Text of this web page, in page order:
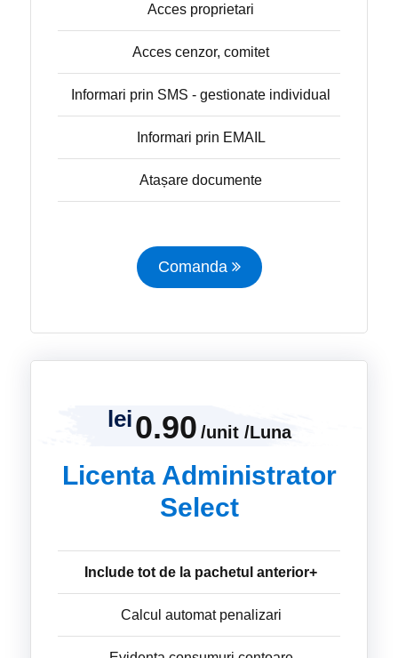
Acces proprietari
Acces cenzor, comitet
Informari prin SMS - gestionate individual
Informari prin EMAIL
Atașare documente
Comanda
lei0.90 /unit /Luna
Licenta Administrator
Select
Include tot de la pachetul anterior+
Calcul automat penalizari